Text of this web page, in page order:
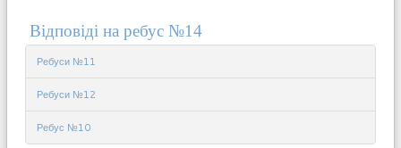
Відповіді на ребус №14
Ребуси №11
Ребуси №12
Ребус №10